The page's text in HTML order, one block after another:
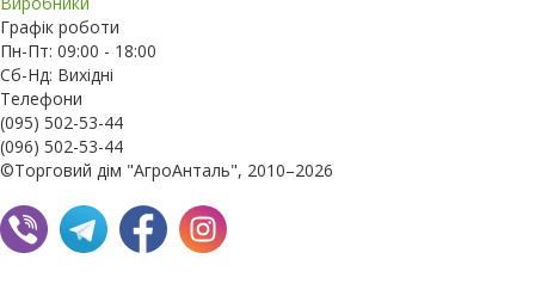
Графік роботи
Пн-Пт: 09:00 - 18:00
Сб-Нд: Вихідні
Телефони
(095) 502-53-44
(096) 502-53-44
©Торговий дім "АгроАнталь", 2010–2026